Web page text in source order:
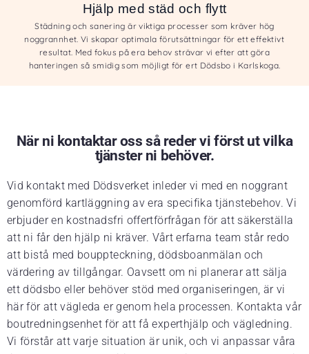
Hjälp med städ och flytt
Städning och sanering är viktiga processer som kräver hög
noggrannhet. Vi skapar optimala förutsättningar för ett effektivt
resultat. Med fokus på era behov strävar vi efter att göra
hanteringen så smidig som möjligt för ert Dödsbo i Karlskoga.
När ni kontaktar oss så reder vi först ut vilka
tjänster ni behöver.
Vid kontakt med Dödsverket inleder vi med en noggrant
genomförd kartläggning av era specifika tjänstebehov. Vi
erbjuder en kostnadsfri offertförfrågan för att säkerställa
att ni får den hjälp ni kräver. Vårt erfarna team står redo
att bistå med bouppteckning, dödsboanmälan och
värdering av tillgångar. Oavsett om ni planerar att sälja
ett dödsbo eller behöver stöd med organiseringen, är vi
här för att vägleda er genom hela processen. Kontakta vår
boutredningsenhet för att få experthjälp och vägledning.
Vi förstår att varje situation är unik, och vi anpassar våra